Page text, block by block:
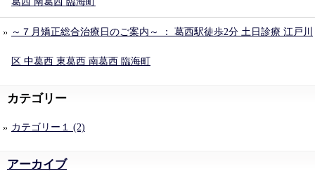
～７月矯正総合治療日のご案内～ ： 葛西駅徒歩2分 土日診療 江戸川
区 中葛西 東葛西 南葛西 臨海町
カテゴリー
カテゴリー１ (2)
アーカイブ